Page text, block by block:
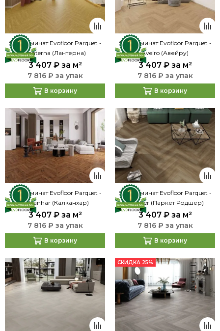
SPC ламинат Evofloor Parquet -
Lanterna (Лантерна)
3 407 ₽за м²
7 816 ₽ за упак
В корзину
SPC ламинат Evofloor Parquet -
Aveiro (Авейру)
3 407 ₽за м²
7 816 ₽ за упак
В корзину
SPC ламинат Evofloor Parquet -
Calcanhar (Калканхар)
3 407 ₽за м²
7 816 ₽ за упак
В корзину
SPC ламинат Evofloor Parquet -
Rodsher (Паркет Родшер)
3 407 ₽за м²
7 816 ₽ за упак
В корзину
СКИДКА 25%